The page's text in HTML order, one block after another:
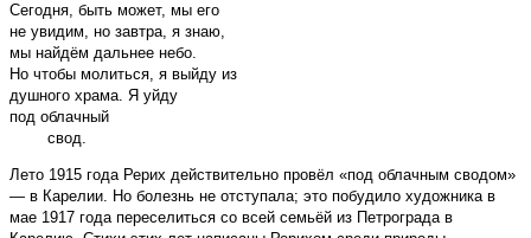
Сегодня, быть может, мы его
не увидим, но завтра, я знаю,
мы найдём дальнее небо.
Но чтобы молиться, я выйду из
душного храма. Я уйду
под облачный
свод.
Лето 1915 года Рерих действительно провёл «под облачным сводом»
— в Карелии. Но болезнь не отступала; это побудило художника в
мае 1917 года переселиться со всей семьёй из Петрограда в